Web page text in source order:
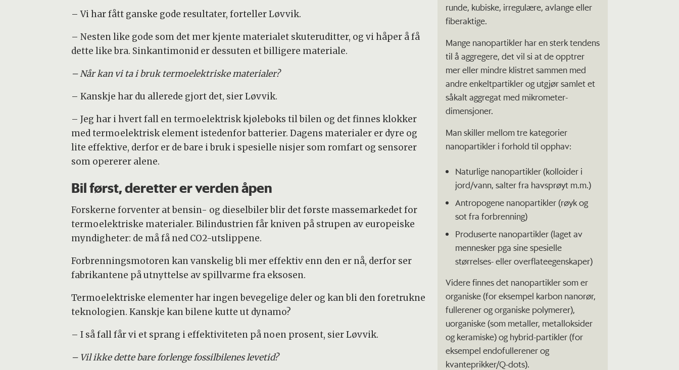
runde, kubiske, irregulære, avlange eller
fiberaktige.
Mange nanopartikler har en sterk tendens
til å aggregere, det vil si at de opptrer
mer eller mindre klistret sammen med
andre enkeltpartikler og utgjør samlet et
såkalt aggregat med mikrometer-
dimensjoner.
Man skiller mellom tre kategorier
nanopartikler i forhold til opphav:
Naturlige nanopartikler (kolloider i
jord/vann, salter fra havsprøyt m.m.)
Antropogene nanopartikler (røyk og
sot fra forbrenning)
Produserte nanopartikler (laget av
mennesker pga sine spesielle
størrelses- eller overflateegenskaper)
Videre finnes det nanopartikler som er
organiske (for eksempel karbon nanorør,
fullerener og organiske polymerer),
uorganiske (som metaller, metalloksider
og keramiske) og hybrid-partikler (for
eksempel endofullerener og
kvanteprikker/Q-dots).
– Vi har fått ganske gode resultater, forteller Løvvik.
– Nesten like gode som det mer kjente materialet skuteruditter, og vi håper å få
dette like bra. Sinkantimonid er dessuten et billigere materiale.
– Når kan vi ta i bruk termoelektriske materialer?
– Kanskje har du allerede gjort det, sier Løvvik.
– Jeg har i hvert fall en termoelektrisk kjøleboks til bilen og det finnes klokker
med termoelektrisk element istedenfor batterier. Dagens materialer er dyre og
lite effektive, derfor er de bare i bruk i spesielle nisjer som romfart og sensorer
som opererer alene.
Bil først, deretter er verden åpen
Forskerne forventer at bensin- og dieselbiler blir det første massemarkedet for
termoelektriske materialer. Bilindustrien får kniven på strupen av europeiske
myndigheter: de må få ned CO2-utslippene.
Forbrenningsmotoren kan vanskelig bli mer effektiv enn den er nå, derfor ser
fabrikantene på utnyttelse av spillvarme fra eksosen.
Termoelektriske elementer har ingen bevegelige deler og kan bli den foretrukne
teknologien. Kanskje kan bilene kutte ut dynamo?
– I så fall får vi et sprang i effektiviteten på noen prosent, sier Løvvik.
– Vil ikke dette bare forlenge fossilbilenes levetid?